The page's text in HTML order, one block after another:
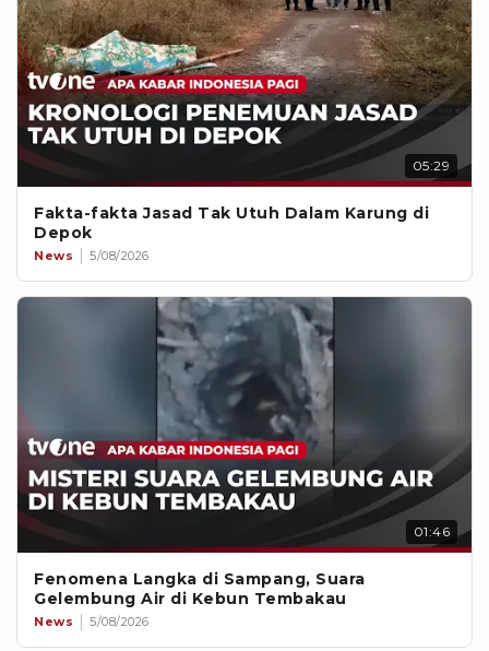
05:29
Fakta-fakta Jasad Tak Utuh Dalam Karung di
Depok
News 5/08/2026
01:46
Fenomena Langka di Sampang, Suara
Gelembung Air di Kebun Tembakau
News 5/08/2026